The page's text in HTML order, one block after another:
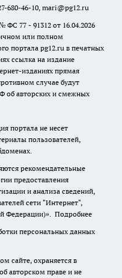
680-46-10, mari@pg12.ru
77 - 91312 от 16.04.2026
или полном
портала pg12.ru в печатных
ссылка на издание
изданиях прямая
случае будут
об авторских и смежных
портала не несет
пользователей,
рекомендательные
предоставления
и анализа сведений,
сети "Интернет",
Федерации)». Подробнее
персональных данных
сайте, охраняется в
авторском праве и не